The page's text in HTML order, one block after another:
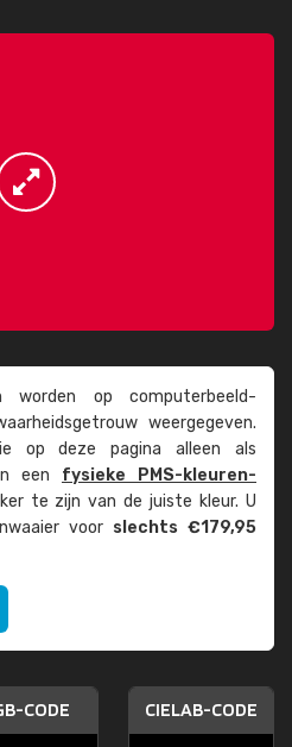
worden op computer­beeld­
weer­gegeven.
op deze pagina alleen als
een fysieke PMS-kleuren­
te zijn van de juiste kleur. U
voor slechts €179,95
CODE CIELAB-CODE